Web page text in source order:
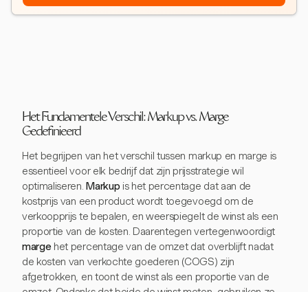
Het Fundamentele Verschil: Markup vs. Marge
Gedefinieerd
Het begrijpen van het verschil tussen markup en marge is
essentieel voor elk bedrijf dat zijn prijsstrategie wil
optimaliseren.Markup is het percentage dat aan de
kostprijs van een product wordt toegevoegd om de
verkoopprijs te bepalen, en weerspiegelt de winst als een
proportie van de kosten. Daarentegen vertegenwoordigt
margehet percentage van de omzet dat overblijft nadat
de kosten van verkochte goederen (COGS) zijn
afgetrokken, en toont de winst als een proportie van de